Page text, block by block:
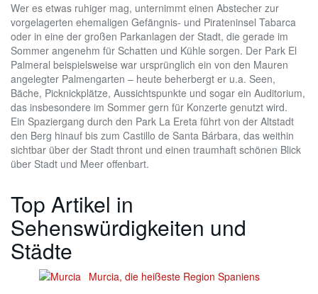
Wer es etwas ruhiger mag, unternimmt einen Abstecher zur
vorgelagerten ehemaligen Gefängnis- und Pirateninsel Tabarca
oder in eine der großen Parkanlagen der Stadt, die gerade im
Sommer angenehm für Schatten und Kühle sorgen. Der Park El
Palmeral beispielsweise war ursprünglich ein von den Mauren
angelegter Palmengarten – heute beherbergt er u.a. Seen,
Bäche, Picknickplätze, Aussichtspunkte und sogar ein Auditorium,
das insbesondere im Sommer gern für Konzerte genutzt wird.
Ein Spaziergang durch den Park La Ereta führt von der Altstadt
den Berg hinauf bis zum Castillo de Santa Bárbara, das weithin
sichtbar über der Stadt thront und einen traumhaft schönen Blick
über Stadt und Meer offenbart.
Top Artikel in
Sehenswürdigkeiten und
Städte
Murcia, die heißeste Region Spaniens